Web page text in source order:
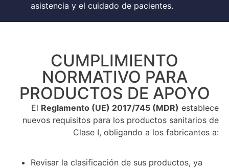
asistencia y el cuidado de pacientes.
CUMPLIMIENTO
NORMATIVO PARA
PRODUCTOS DE APOYO​
El Reglamento (UE) 2017/745 (MDR) establece
nuevos requisitos para los productos sanitarios de
Clase I, obligando a los fabricantes a:
Revisar la clasificación de sus productos, ya